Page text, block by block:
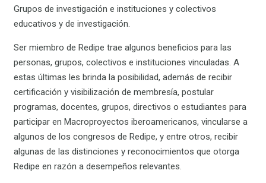
Grupos de investigación e instituciones y colectivos
educativos y de investigación.
Ser miembro de Redipe trae algunos beneficios para las
personas, grupos, colectivos e instituciones vinculadas. A
estas últimas les brinda la posibilidad, además de recibir
certificación y visibilización de membresía, postular
programas, docentes, grupos, directivos o estudiantes para
participar en Macroproyectos iberoamericanos, vincularse a
algunos de los congresos de Redipe, y entre otros, recibir
algunas de las distinciones y reconocimientos que otorga
Redipe en razón a desempeños relevantes.